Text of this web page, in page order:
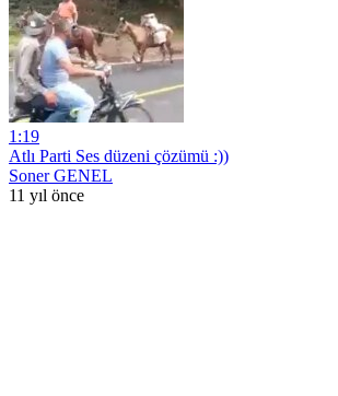
1:19
Atlı Parti Ses düzeni çözümü :))
Soner GENEL
11 yıl önce